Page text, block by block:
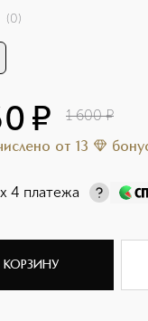
(0)
¤ 1 600 ¤
от 13
х 4 платежа
КОРЗИНУ